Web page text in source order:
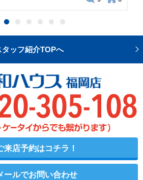
タッフ紹介TOPへ
来店予約はコチラ！
ールでお問い合わせ